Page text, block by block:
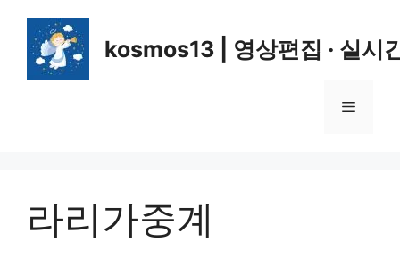
kosmos13 | 영상편집 · 실시
메
라리가중계